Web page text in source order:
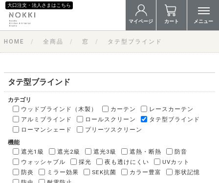
大口注文・法人さまはこちら
マイページ カート メニュー
HOME 全商品 窓 タテ型ブラインド
タテ型ブラインド
カテゴリ
ウッドブラインド（木製）
カーテン
レースカーテン
アルミブラインド
ロールスクリーン
タテ型ブラインド
ローマンシェード
プリーツスクリーン
機能
遮光1級
遮光2級 遮光3級 遮熱・断熱
防音
ウォッシャブル
採光 夜も透けにくい
UVカット
防炎
ミラー効果 SEK抗菌 カラー豊富
形状記憶